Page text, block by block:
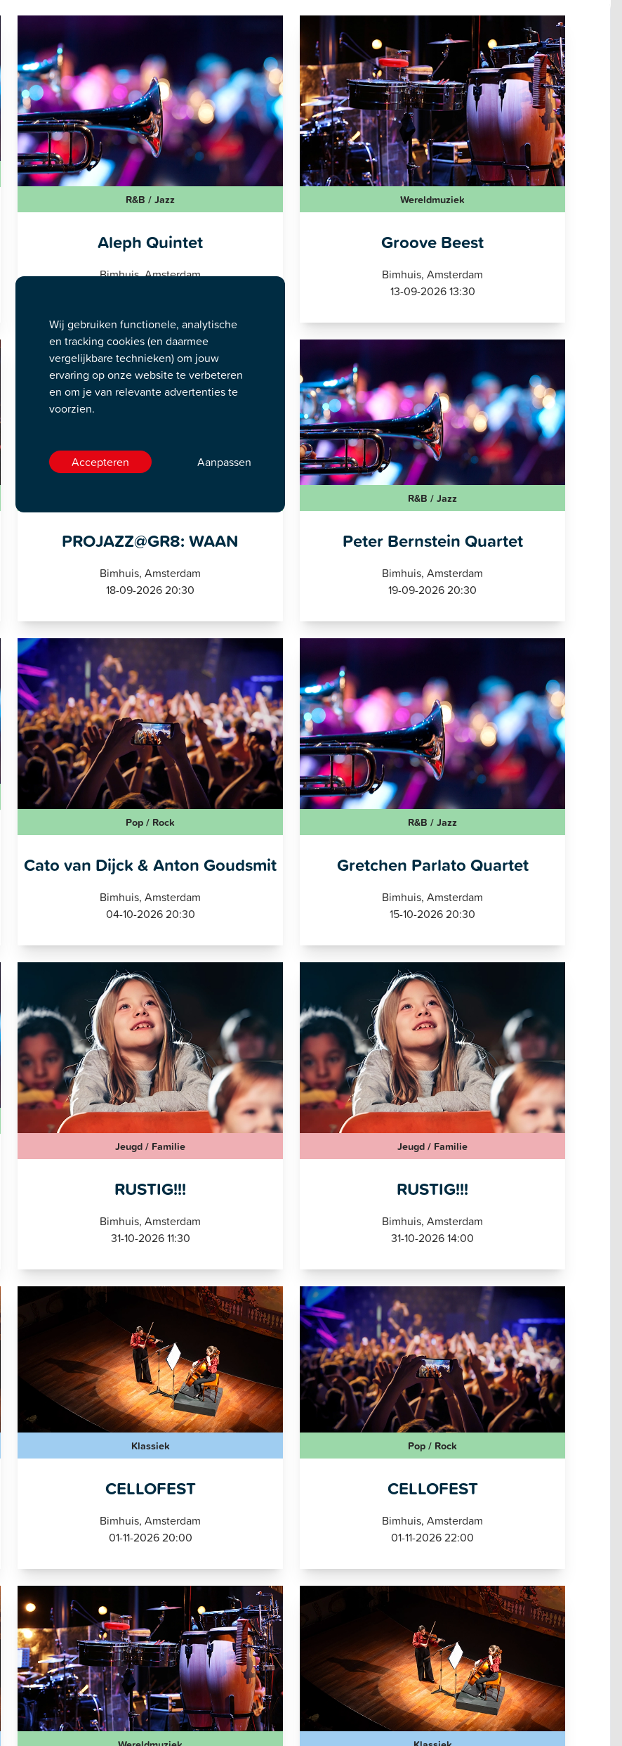
R&B / Jazz
Aleph Quintet
Bimhuis, Amsterdam
Wereldmuziek
Groove Beest
Bimhuis, Amsterdam
13-09-2026 13:30
PROJAZZ@GR8: WAAN
Bimhuis, Amsterdam
18-09-2026 20:30
R&B / Jazz
Peter Bernstein Quartet
Bimhuis, Amsterdam
19-09-2026 20:30
Pop / Rock
Cato van Dijck & Anton Goudsmit
Bimhuis, Amsterdam
04-10-2026 20:30
R&B / Jazz
Gretchen Parlato Quartet
Bimhuis, Amsterdam
15-10-2026 20:30
Jeugd / Familie
RUSTIG!!!
Bimhuis, Amsterdam
31-10-2026 11:30
Jeugd / Familie
RUSTIG!!!
Bimhuis, Amsterdam
31-10-2026 14:00
Klassiek
CELLOFEST
Bimhuis, Amsterdam
01-11-2026 20:00
Pop / Rock
CELLOFEST
Bimhuis, Amsterdam
01-11-2026 22:00
Wij gebruiken functionele, analytische
en tracking cookies (en daarmee
vergelijkbare technieken) om jouw
ervaring op onze website te verbeteren
en om je van relevante advertenties te
voorzien.
Accepteren Aanpassen